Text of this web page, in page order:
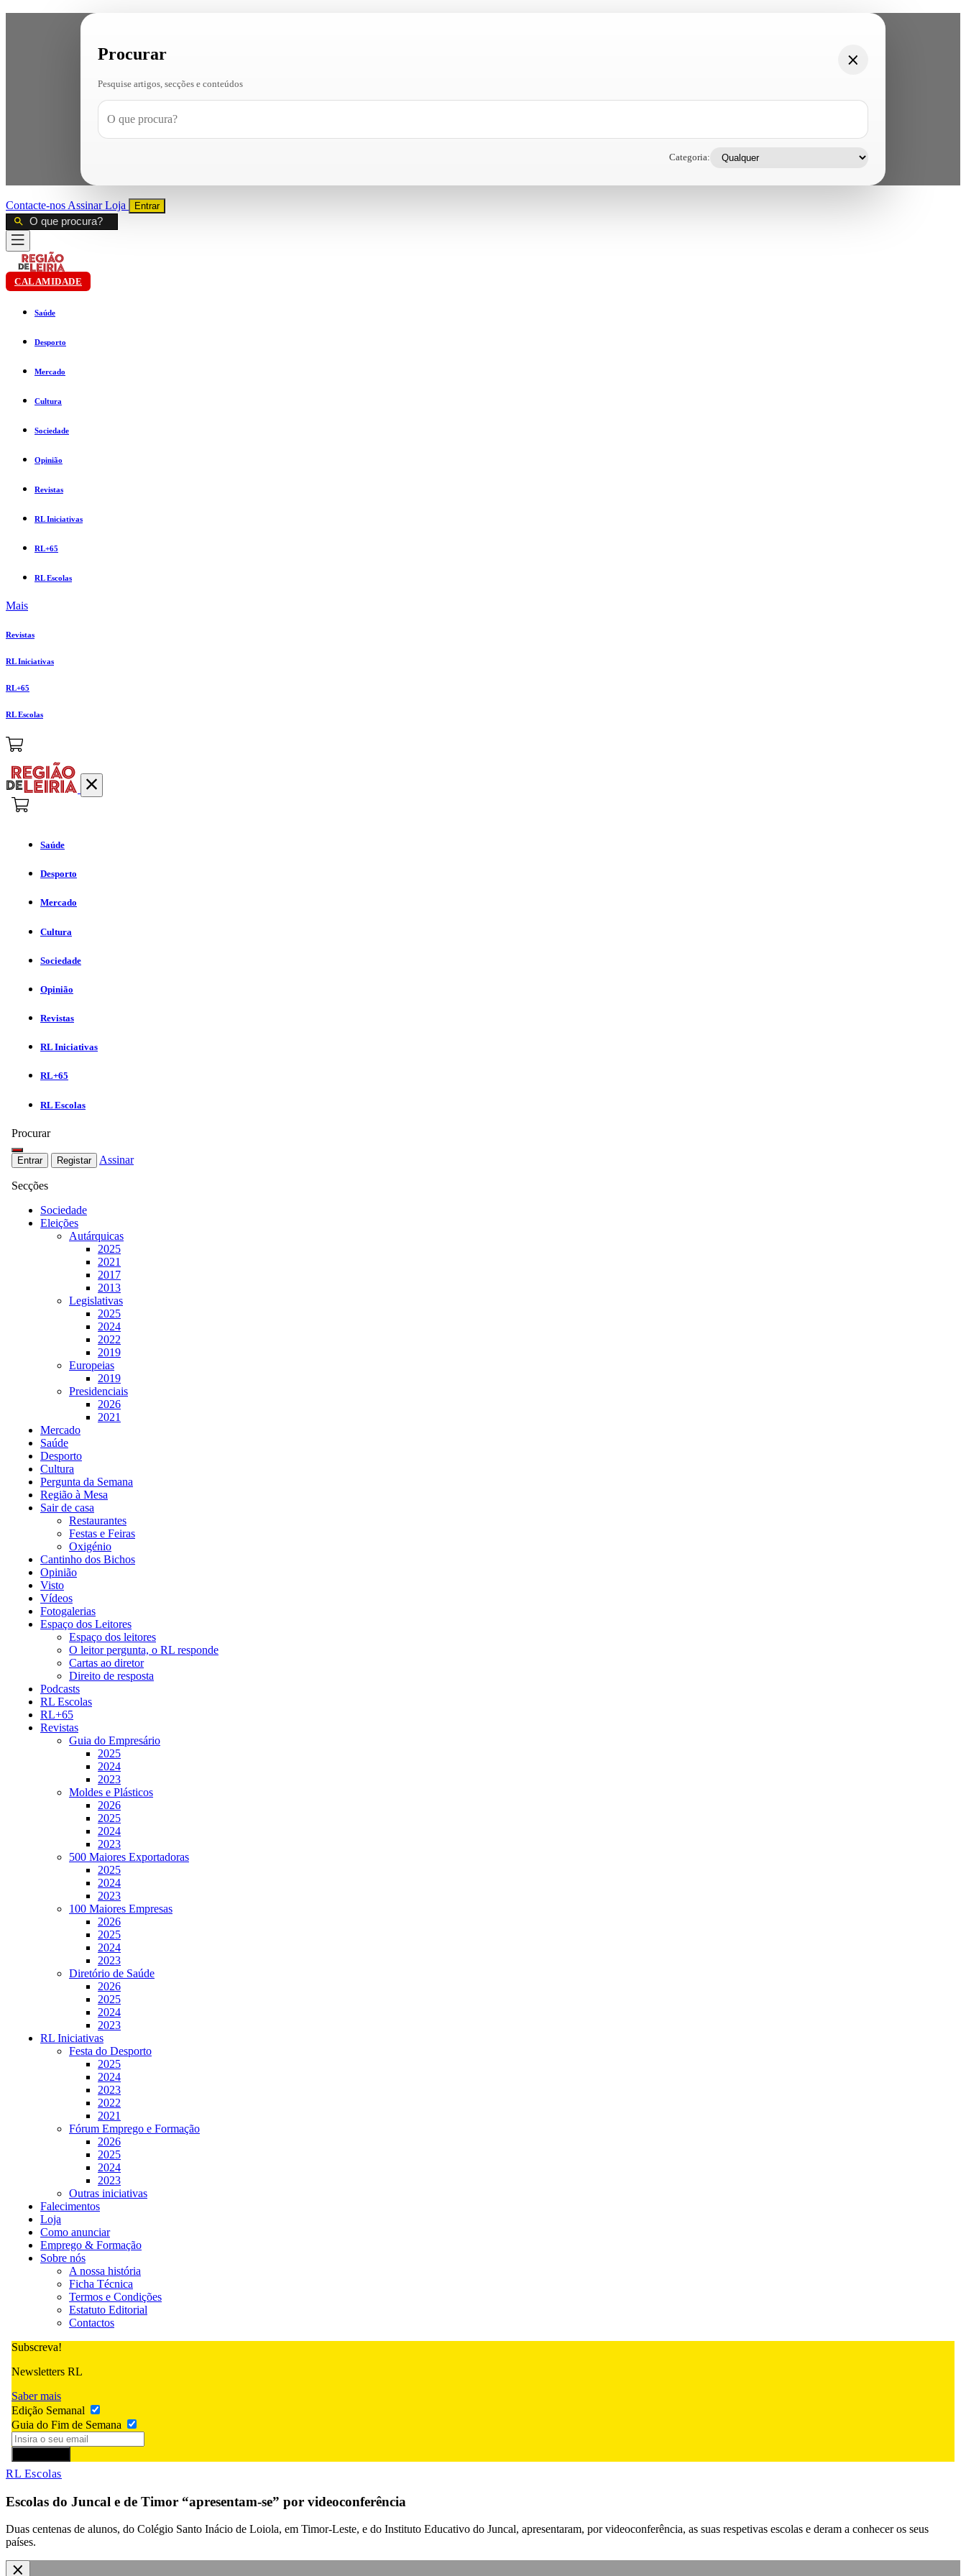
Procurar
Pesquise artigos, secções e conteúdos
Categoria:
Contacte-nos AssinarLoja Entrar
CALAMIDADE
Saúde
Desporto
Mercado
Cultura
Sociedade
Opinião
Revistas
RL Iniciativas
RL+65
RL Escolas
Mais
Revistas
RL Iniciativas
RL+65
RL Escolas
Saúde
Desporto
Mercado
Cultura
Sociedade
Opinião
Revistas
RL Iniciativas
RL+65
RL Escolas
Procurar
Entrar Registar Assinar
Secções
Sociedade
Eleições
Autárquicas
2025
2021
2017
2013
Legislativas
2025
2024
2022
2019
Europeias
2019
Presidenciais
2026
2021
Mercado
Saúde
Desporto
Cultura
Pergunta da Semana
Região à Mesa
Sair de casa
Restaurantes
Festas e Feiras
Oxigénio
Cantinho dos Bichos
Opinião
Visto
Vídeos
Fotogalerias
Espaço dos Leitores
Espaço dos leitores
O leitor pergunta, o RL responde
Cartas ao diretor
Direito de resposta
Podcasts
RL Escolas
RL+65
Revistas
Guia do Empresário
2025
2024
2023
Moldes e Plásticos
2026
2025
2024
2023
500 Maiores Exportadoras
2025
2024
2023
100 Maiores Empresas
2026
2025
2024
2023
Diretório de Saúde
2026
2025
2024
2023
RL Iniciativas
Festa do Desporto
2025
2024
2023
2022
2021
Fórum Emprego e Formação
2026
2025
2024
2023
Outras iniciativas
Falecimentos
Loja
Como anunciar
Emprego & Formação
Sobre nós
A nossa história
Ficha Técnica
Termos e Condições
Estatuto Editorial
Contactos
Subscreva!
Newsletters RL
Saber mais
Edição Semanal
Guia do Fim de Semana
RL Escolas
Escolas do Juncal e de Timor “apresentam-se” por videoconferência
Duas centenas de alunos, do Colégio Santo Inácio de Loiola, em Timor-Leste, e do Instituto Educativo do Juncal, apresentaram, por videoconferência, as suas respetivas escolas e deram a conhecer os seus
países.